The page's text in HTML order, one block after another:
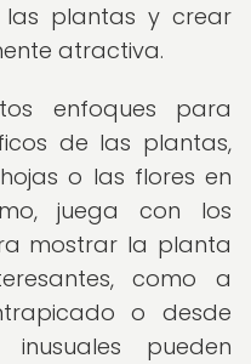
plantas y crear
atractiva.
enfoques para
de las plantas,
o las flores en
juega con los
mostrar la planta
como a
o desde
pueden